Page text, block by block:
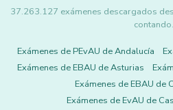
37.263.127 exámenes descargados
contando.
Exámenes de PEvAU de Andalucía
Exámenes de EBAU de Asturias
Exámenes de EBAU de
Exámenes de EvAU de